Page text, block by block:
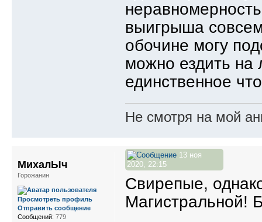
выигрыша
обочине могу
можно ездить на
единственное
Не смотря на мой
13 ноя
2020, 22:15
Свирепые,
Магистральной!
МихалЫч
Горожанин
Просмотреть профиль
Отправить сообщение
Сообщений: 779